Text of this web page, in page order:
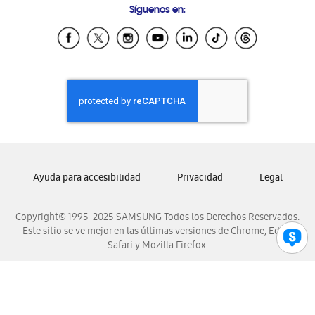
Samsung Ecuador
Samsung El Salvador
Samsung Honduras
Samsung Nicaragua
Samsung Panamá
Samsung Venezuela
Síguenos en:
Copyright© 1995-2025 SAMSUNG Todos los Derechos Reservados.
Este sitio se ve mejor en las últimas versiones de Chrome, Edge,
Safari y Mozilla Firefox.
Ayuda para accesibilidad Privacidad Legal